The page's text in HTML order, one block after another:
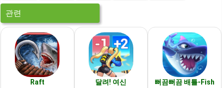
관련
Raft
달려! 여신
뻐끔뻐끔 배틀-Fish